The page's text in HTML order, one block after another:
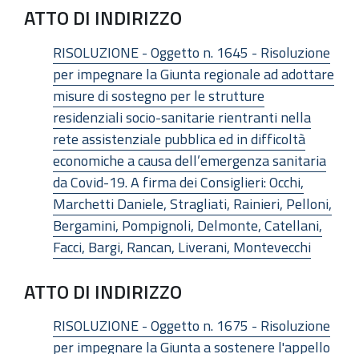
ATTO DI INDIRIZZO
RISOLUZIONE - Oggetto n. 1645 - Risoluzione
per impegnare la Giunta regionale ad adottare
misure di sostegno per le strutture
residenziali socio-sanitarie rientranti nella
rete assistenziale pubblica ed in difficoltà
economiche a causa dell’emergenza sanitaria
da Covid-19. A firma dei Consiglieri: Occhi,
Marchetti Daniele, Stragliati, Rainieri, Pelloni,
Bergamini, Pompignoli, Delmonte, Catellani,
Facci, Bargi, Rancan, Liverani, Montevecchi
ATTO DI INDIRIZZO
RISOLUZIONE - Oggetto n. 1675 - Risoluzione
per impegnare la Giunta a sostenere l'appello